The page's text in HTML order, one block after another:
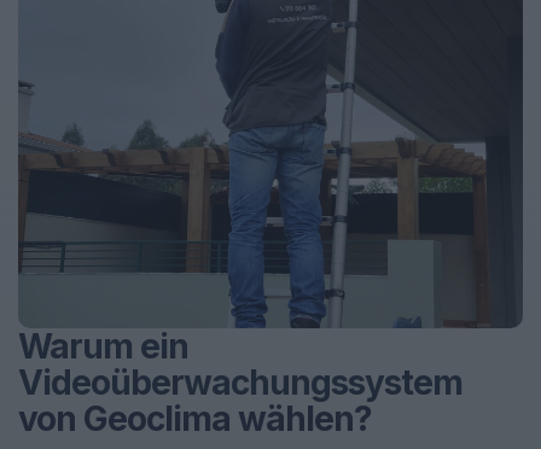
Warum ein
Videoüberwachungssystem
von Geoclima wählen?